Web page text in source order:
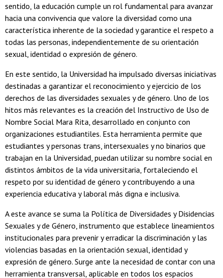
sentido, la educación cumple un rol fundamental para avanzar
hacia una convivencia que valore la diversidad como una
característica inherente de la sociedad y garantice el respeto a
todas las personas, independientemente de su orientación
sexual, identidad o expresión de género.
En este sentido, la Universidad ha impulsado diversas iniciativas
destinadas a garantizar el reconocimiento y ejercicio de los
derechos de las diversidades sexuales y de género. Uno de los
hitos más relevantes es la creación del Instructivo de Uso de
Nombre Social Mara Rita, desarrollado en conjunto con
organizaciones estudiantiles. Esta herramienta permite que
estudiantes y personas trans, intersexuales y no binarios que
trabajan en la Universidad, puedan utilizar su nombre social en
distintos ámbitos de la vida universitaria, fortaleciendo el
respeto por su identidad de género y contribuyendo a una
experiencia educativa y laboral más digna e inclusiva.
A este avance se suma la Política de Diversidades y Disidencias
Sexuales y de Género, instrumento que establece lineamientos
institucionales para prevenir y erradicar la discriminación y las
violencias basadas en la orientación sexual, identidad y
expresión de género. Surge ante la necesidad de contar con una
herramienta transversal, aplicable en todos los espacios